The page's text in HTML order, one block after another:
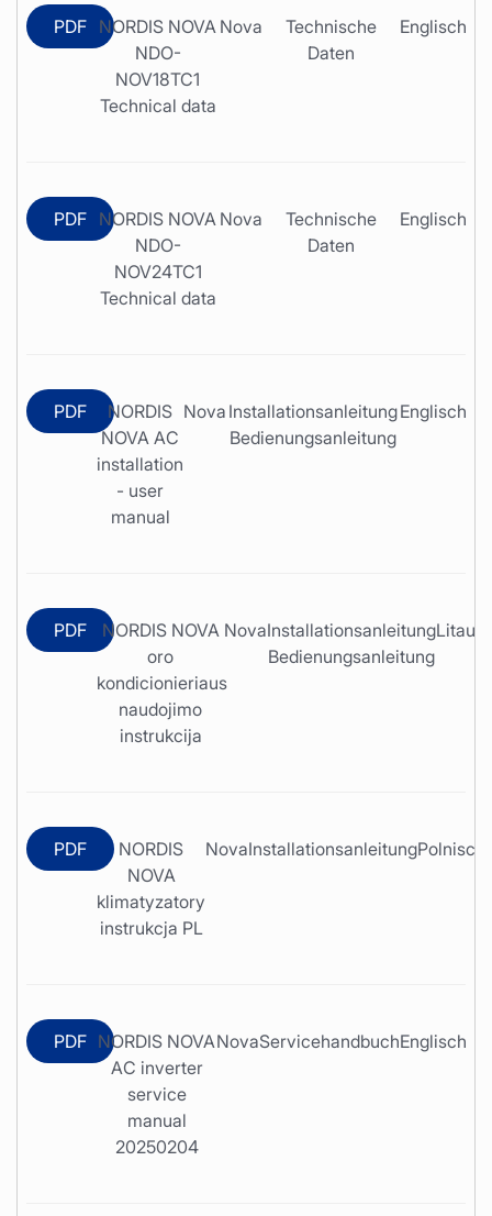
PDF NORDIS NOVA
NDO-
NOV18TC1
Technical data
Nova
Technische
Daten
Englisch
PDF NORDIS NOVA
NDO-
NOV24TC1
Technical data
Nova
Technische
Daten
Englisch
PDF
NORDIS
NOVA AC
installation
- user
manual
Nova Installationsanleitung
Bedienungsanleitung
Englisch
PDF
NORDIS NOVA
oro
kondicionieriaus
naudojimo
instrukcija
NovaInstallationsanleitung
Bedienungsanleitung
PDF
NORDIS
NOVA
klimatyzatory
instrukcja PL
NovaInstallationsanleitungPolnisch
PDF NORDIS NOVA
AC inverter
service
manual
20250204
NovaServicehandbuchEnglisch